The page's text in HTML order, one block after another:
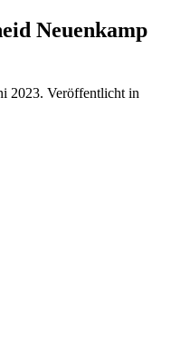
Neuenkamp
2023. Veröffentlicht in